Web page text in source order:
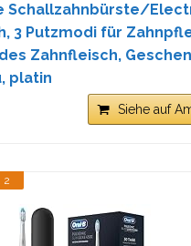
Schallzahnbürste/
3 Putzmodi für
Zahnfleisch,
platin
Siehe auf
2